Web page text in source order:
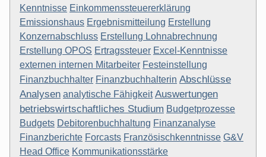
Kenntnisse Einkommenssteuererklärung
Emissionshaus Ergebnismitteilung Erstellung
Konzernabschluss Erstellung Lohnabrechnung
Erstellung OPOS Ertragssteuer Excel-Kenntnisse
externen internen Mitarbeiter Festeinstellung
Finanzbuchhalter Finanzbuchhalterin Abschlüsse
Analysen analytische Fähigkeit Auswertungen
betriebswirtschaftliches Studium Budgetprozesse
Budgets Debitorenbuchhaltung Finanzanalyse
Finanzberichte Forcasts Französischkenntnisse G&V
Head Office Kommunikationsstärke